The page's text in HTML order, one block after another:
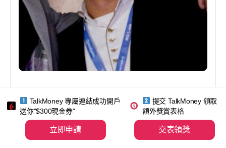
George Tam
編輯
George Tam 現任 Talk Money 的資深編輯，擁有超過
TalkMoney 專屬連結成功開戶
送你"$300現金券"
立即申請
提交 TalkMoney 領取
額外獎賞表格
交表領獎